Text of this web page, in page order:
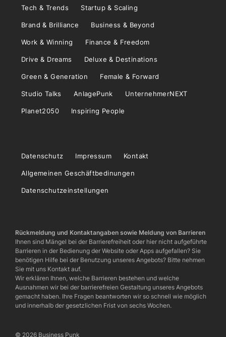
Tech & Trends Startup & Scaling
Brand & Brilliance Business & Beyond
Work & Winning Finance & Freedom
Drive & Dreams Deluxe & Destinations
Green & Generation Female & Forward
Studio Talks AnlagePunk UnternehmerNEXT
Planet2050 Inspiring People
Datenschutz Impressum Kontakt
Allgemeinen Geschäftbedinungen
Datenschutzeinstellungen
Rückmeldung und Kontaktangaben sowie Meldung von Barrieren
Ihnen sind Mängel bei der Barrierefreiheit oder hier nicht aufgeführte
Barrieren in der Bedienung der Website oder Apps aufgefallen? Sie
benötigen Hilfe bei der Benutzung unseres Angebots? Bitte nehmen
Sie mit uns Kontakt auf.
Wir erklären Ihnen, welche Barrieren bestehen und welche
Ausnahmen wir bei der barrierefreien Gestaltung unseres Angebots
gemacht haben. Ihre Fragen beantworten wir so schnell wie möglich
und innerhalb der gesetzlichen Frist von sechs Wochen.
© 2026 Business Punk